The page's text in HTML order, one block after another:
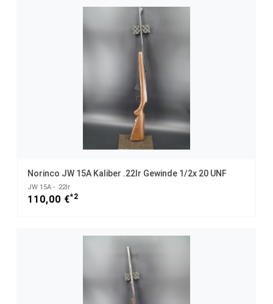
Norinco JW 15A Kaliber .22lr Gewinde 1/2x 20 UNF
JW 15A - .22lr
110,00 €*2